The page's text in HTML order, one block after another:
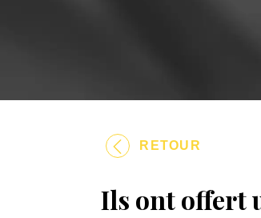
RETOUR
Ils ont offert